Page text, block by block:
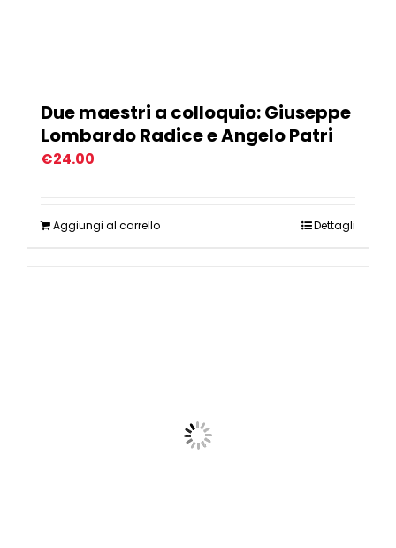
Due maestri a colloquio: Giuseppe
Lombardo Radice e Angelo Patri
€24.00
Aggiungi al carrello Dettagli